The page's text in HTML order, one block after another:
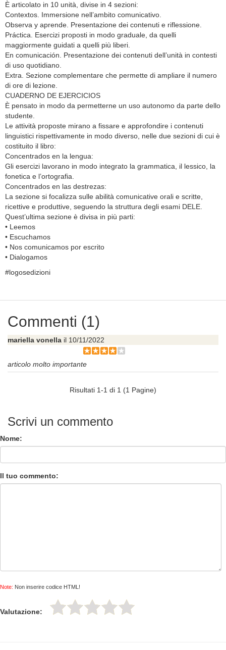
È articolato in 10 unità, divise in 4 sezioni:
Contextos. Immersione nell’ambito comunicativo.
Observa y aprende. Presentazione dei contenuti e riflessione.
Práctica. Esercizi proposti in modo graduale, da quelli
maggiormente guidati a quelli più liberi.
En comunicación. Presentazione dei contenuti dell’unità in contesti
di uso quotidiano.
Extra. Sezione complementare che permette di ampliare il numero
di ore di lezione.
CUADERNO DE EJERCICIOS
È pensato in modo da permetterne un uso autonomo da parte dello
studente.
Le attività proposte mirano a fissare e approfondire i contenuti
linguistici rispettivamente in modo diverso, nelle due sezioni di cui è
costituito il libro:
Concentrados en la lengua:
Gli esercizi lavorano in modo integrato la grammatica, il lessico, la
fonetica e l’ortografia.
Concentrados en las destrezas:
La sezione si focalizza sulle abilità comunicative orali e scritte,
ricettive e produttive, seguendo la struttura degli esami DELE.
Quest’ultima sezione è divisa in più parti:
• Leemos
• Escuchamos
• Nos comunicamos por escrito
• Dialogamos
#logosedizioni
Commenti (1)
mariella vonella il 10/11/2022
articolo molto importante
Risultati 1-1 di 1 (1 Pagine)
Scrivi un commento
Nome:
Il tuo commento:
Note: Non inserire codice HTML!
Valutazione: